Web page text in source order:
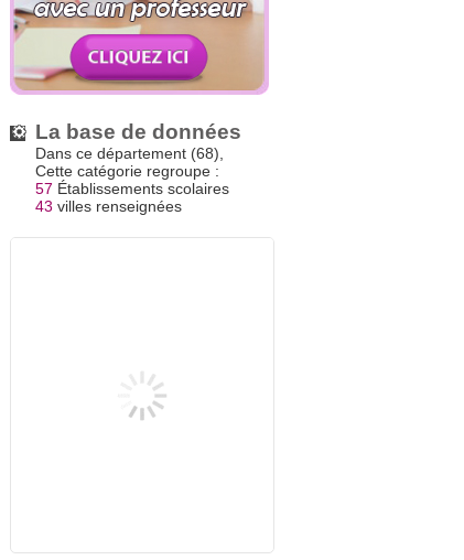
La base de données
Dans ce département (68),
Cette catégorie regroupe :
57 Établissements scolaires
43 villes renseignées